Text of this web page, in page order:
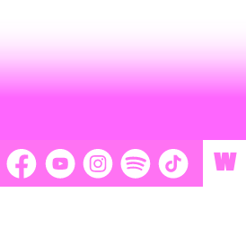
W